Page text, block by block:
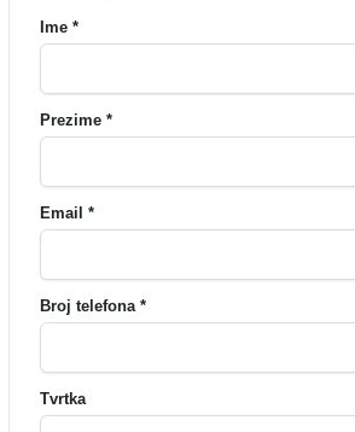
Ime *
Prezime *
Email *
Broj telefona *
Tvrtka